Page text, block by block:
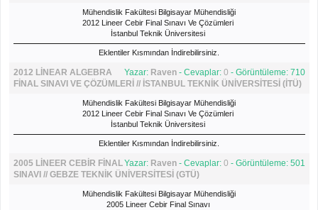
Mühendislik Fakültesi Bilgisayar Mühendisliği
2012 Lineer Cebir Final Sınavı Ve Çözümleri
İstanbul Teknik Üniversitesi
Eklentiler Kısmından İndirebilirsiniz.
Yazar: Raven- Cevaplar: 0 - Görüntüleme: 710
2012 LİNEAR ALGEBRA
FİNAL SINAVI VE ÇÖZÜMLERİ // İSTANBUL TEKNİK ÜNİVERSİTESİ (İTÜ)
Mühendislik Fakültesi Bilgisayar Mühendisliği
2012 Lineer Cebir Final Sınavı Ve Çözümleri
İstanbul Teknik Üniversitesi
Eklentiler Kısmından İndirebilirsiniz.
Yazar: Raven- Cevaplar: 0 - Görüntüleme: 501
2005 LİNEER CEBİR FİNAL
SINAVI // GEBZE TEKNİK ÜNİVERSİTESİ (GTÜ)
Mühendislik Fakültesi Bilgisayar Mühendisliği
2005 Lineer Cebir Final Sınavı